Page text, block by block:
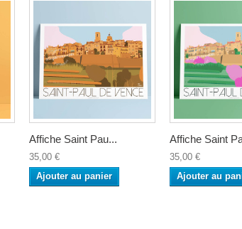
Affiche Saint Pau...
35,00 €
Ajouter au panier
Affiche Saint
35,00 €
Ajouter au